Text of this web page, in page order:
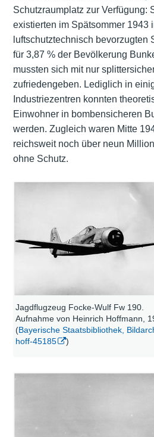
Schutzraumplatz zur Verfügung:
existierten im Spätsommer 1943
luftschutztechnisch bevorzugten
für 3,87 % der Bevölkerung
mussten sich mit nur
zufriedengeben. Lediglich in
Industriezentren konnten
Einwohner in bombensicheren
werden. Zugleich waren Mitte
reichsweit noch über neun
ohne Schutz.
Jagdflugzeug Focke-Wulf Fw 190.
Aufnahme von Heinrich Hoffmann,
(Bayerische Staatsbibliothek,
hoff-45185
)